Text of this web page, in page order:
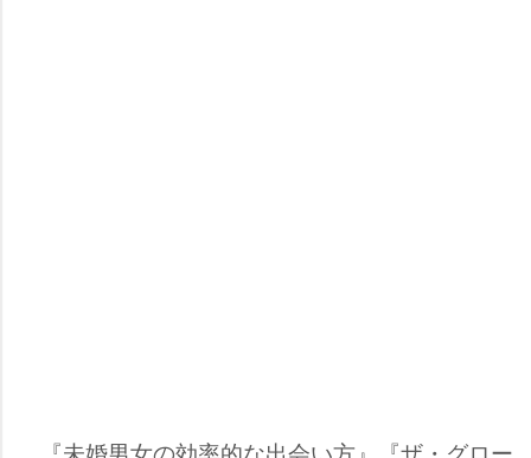
『未婚男女の効率的な出会い方』『ザ・グロー